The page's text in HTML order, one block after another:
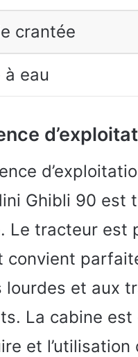
crantée
à eau
Ghibli 90 est
Le tracteur est
convient
lourdes et aux
La cabine
et l’utilisation